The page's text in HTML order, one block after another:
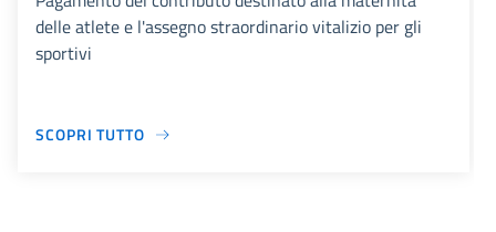
delle atlete e l'assegno straordinario vitalizio per gli
sportivi
SCOPRI TUTTO